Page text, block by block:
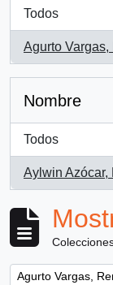
Todos
Agurto Vargas,
, 1 resultados
Nombre
Todos
Aylwin Azócar,
, 1 resultados
Remove filter:
Agurto Vargas,